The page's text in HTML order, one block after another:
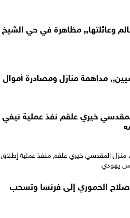
وعائلتها,, مظاهرة في حي الشيخ
مداهمة منازل ومصادرة أموال
خيري علقم نفذ عملية نيفي
منزل المقدسي خيري علقم منفذ عملية إطلاق
يهودي
صلاح الحموري إلى فرنسا وتسحب